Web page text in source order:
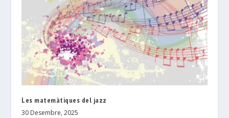
Les matemàtiques del jazz
30 Desembre, 2025